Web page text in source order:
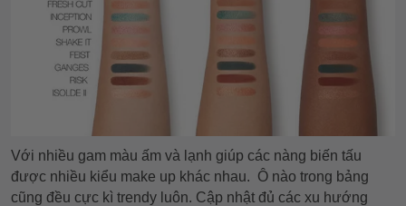
Với nhiều gam màu ấm và lạnh giúp các nàng biến tấu
được nhiều kiểu make up khác nhau. Ô nào trong bảng
cũng đều cực kì trendy luôn. Cập nhật đủ các xu hướng